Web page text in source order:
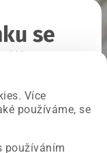
Více
používáme, se
používáním
se
ji opravujeme.
stránku.